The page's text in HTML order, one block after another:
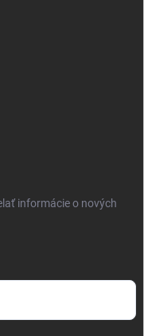
informácie o nových